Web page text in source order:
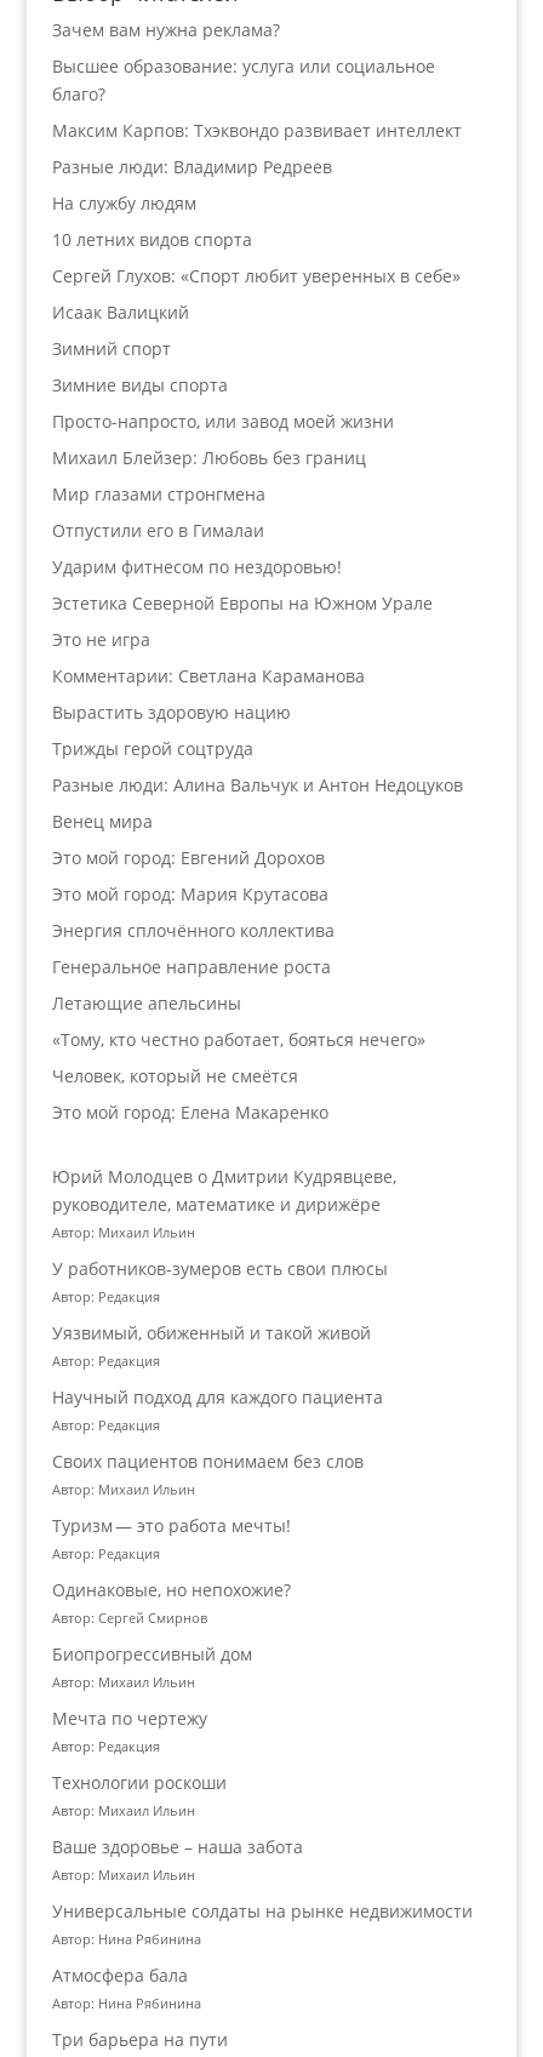
Зачем вам нужна реклама?
Высшее образование: услуга или социальное
благо?
Максим Карпов: Тхэквондо развивает интеллект
Разные люди: Владимир Редреев
На службу людям
10 летних видов спорта
Сергей Глухов: «Спорт любит уверенных в себе»
Исаак Валицкий
Зимний спорт
Зимние виды спорта
Просто-напросто, или завод моей жизни
Михаил Блейзер: Любовь без границ
Мир глазами стронгмена
Отпустили его в Гималаи
Ударим фитнесом по нездоровью!
Эстетика Северной Европы на Южном Урале
Это не игра
Комментарии: Светлана Караманова
Вырастить здоровую нацию
Трижды герой соцтруда
Разные люди: Алина Вальчук и Антон Недоцуков
Венец мира
Это мой город: Евгений Дорохов
Это мой город: Мария Крутасова
Энергия сплочённого коллектива
Генеральное направление роста
Летающие апельсины
«Тому, кто честно работает, бояться нечего»
Человек, который не смеётся
Это мой город: Елена Макаренко
Юрий Молодцев о Дмитрии Кудрявцеве,
руководителе, математике и дирижёре
Автор: Михаил Ильин
У работников‑зумеров есть свои плюсы
Автор: Редакция
Уязвимый, обиженный и такой живой
Автор: Редакция
Научный подход для каждого пациента
Автор: Редакция
Своих пациентов понимаем без слов
Автор: Михаил Ильин
Туризм — это работа мечты!
Автор: Редакция
Одинаковые, но непохожие?
Автор: Сергей Смирнов
Биопрогрессивный дом
Автор: Михаил Ильин
Мечта по чертежу
Автор: Редакция
Технологии роскоши
Автор: Михаил Ильин
Ваше здоровье – наша забота
Автор: Михаил Ильин
Универсальные солдаты на рынке недвижимости
Автор: Нина Рябинина
Атмосфера бала
Автор: Нина Рябинина
Три барьера на пути